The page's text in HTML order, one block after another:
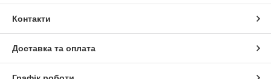
Контакти
Доставка та оплата